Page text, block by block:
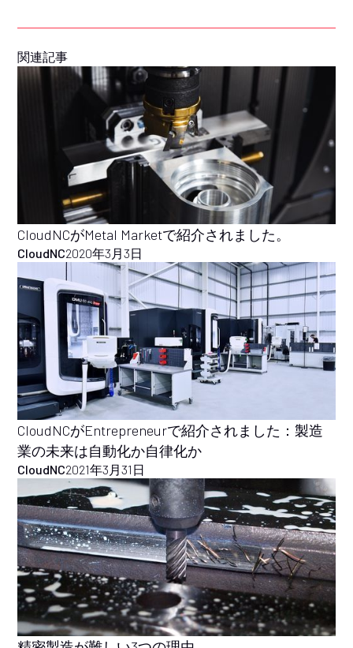
関連記事
CloudNCがMetal Marketで紹介されました。
CloudNC2020年3月3日
CloudNCがEntrepreneurで紹介されました：製造
業の未来は自動化か自律化か
CloudNC2021年3月31日